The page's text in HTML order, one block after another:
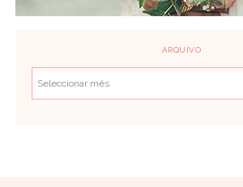
ARQUIVO